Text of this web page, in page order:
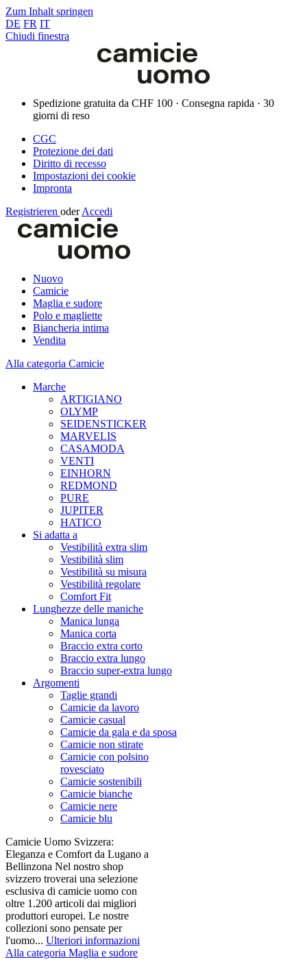
Zum Inhalt springen
DE FR IT
Chiudi finestra
Spedizione gratuita da CHF 100 · Consegna rapida · 30
giorni di reso
CGC
Protezione dei dati
Diritto di recesso
Impostazioni dei cookie
Impronta
Registrieren oder Accedi
Nuovo
Camicie
Maglia e sudore
Polo e magliette
Biancheria intima
Vendita
Alla categoria Camicie
Marche
ARTIGIANO
OLYMP
SEIDENSTICKER
MARVELIS
CASAMODA
VENTI
EINHORN
REDMOND
PURE
JUPITER
HATICO
Si adatta a
Vestibilità extra slim
Vestibilità slim
Vestibilità su misura
Vestibilità regolare
Comfort Fit
Lunghezze delle maniche
Manica lunga
Manica corta
Braccio extra corto
Braccio extra lungo
Braccio super-extra lungo
Argomenti
Taglie grandi
Camicie da lavoro
Camicie casual
Camicie da gala e da sposa
Camicie non stirate
Camicie con polsino
rovesciato
Camicie sostenibili
Camicie bianche
Camicie nere
Camicie blu
Camicie Uomo Svizzera:
Eleganza e Comfort da Lugano a
Bellinzona Nel nostro shop
svizzero troverai una selezione
esclusiva di camicie uomo con
oltre 1.200 articoli dai migliori
produttori europei. Le nostre
collezioni sono pensate per
l'uomo... Ulteriori informazioni
Alla categoria Maglia e sudore